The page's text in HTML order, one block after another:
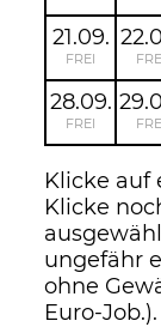
21.09.
FREI
28.09.
FREI
Klicke auf
Klicke
ungefähr
ohne
Euro-Job.).